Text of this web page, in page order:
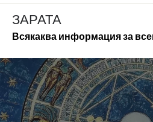
Skip
content
ЗАРАТА
Всякаква информация за